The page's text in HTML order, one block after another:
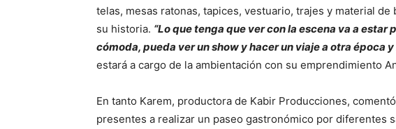
telas, mesas ratonas, tapices, vestuario, trajes y material
su historia. “Lo que tenga que ver con la escena va a
cómoda, pueda ver un show y hacer un viaje a otra época y
estará a cargo de la ambientación con su emprendimiento
En tanto Karem, productora de Kabir Producciones,
presentes a realizar un paseo gastronómico por diferentes